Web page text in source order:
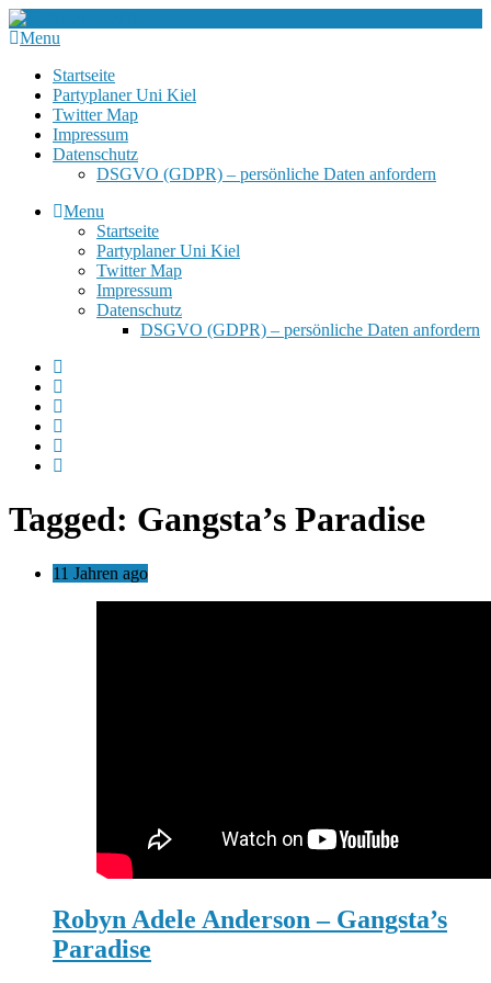
Menu
Startseite
Partyplaner Uni Kiel
Twitter Map
Impressum
Datenschutz
DSGVO (GDPR) – persönliche Daten anfordern
Menu
Startseite
Partyplaner Uni Kiel
Twitter Map
Impressum
Datenschutz
DSGVO (GDPR) – persönliche Daten anfordern
Tagged: Gangsta’s Paradise
11 Jahren ago
Robyn Adele Anderson – Gangsta’s
Paradise